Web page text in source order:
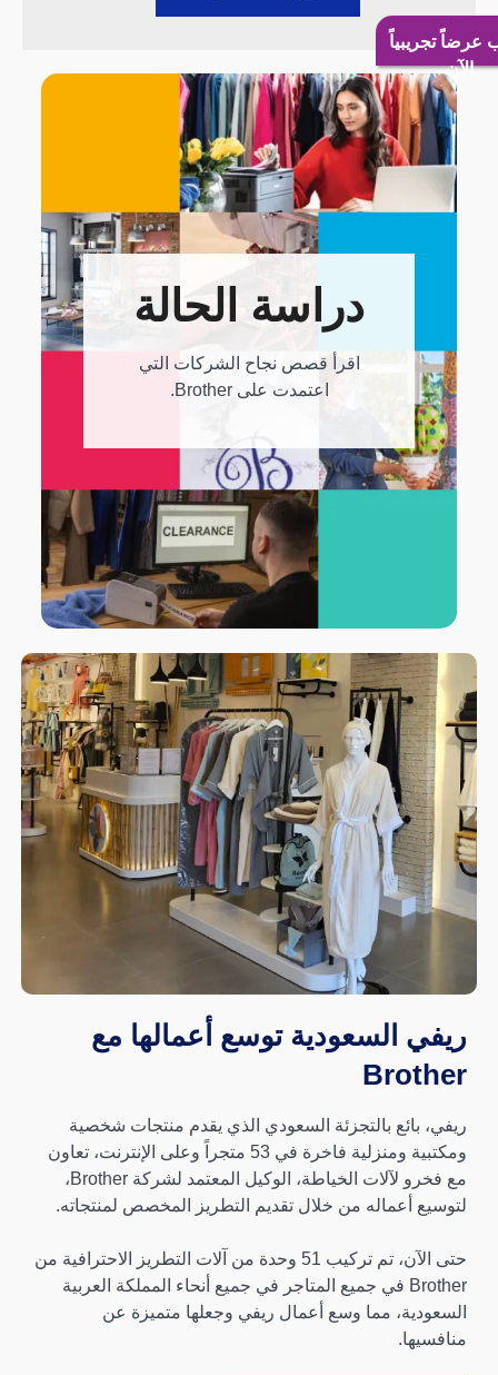
دراسة الحالة
اقرأ قصص نجاح الشركات التي
اعتمدت على Brother.
ريفي السعودية توسع أعمالها مع
Brother
ريفي، بائع بالتجزئة السعودي الذي يقدم منتجات شخصية
ومكتبية ومنزلية فاخرة في 53 متجراً وعلى الإنترنت، تعاون
مع فخرو لآلات الخياطة، الوكيل المعتمد لشركة Brother،
لتوسيع أعماله من خلال تقديم التطريز المخصص لمنتجاته.
حتى الآن، تم تركيب 51 وحدة من آلات التطريز الاحترافية من
Brother في جميع المتاجر في جميع أنحاء المملكة العربية
السعودية، مما وسع أعمال ريفي وجعلها متميزة عن
منافسيها.
تجريبياً
الآن